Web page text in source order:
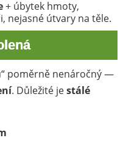
+ úbytek hmoty,
nejasné útvary na těle.
poměrně nenáročný —
. Důležité jestálé